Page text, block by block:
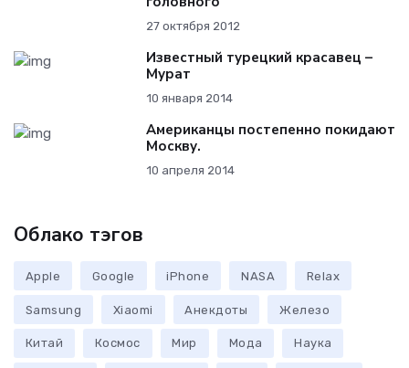
27 октября 2012
Известный турецкий красавец –
Мурат
10 января 2014
Американцы постепенно покидают
Москву.
10 апреля 2014
Облако тэгов
Apple Google iPhone NASA Relax
Samsung Xiaomi Анекдоты Железо
Китай Космос Мир Мода Наука